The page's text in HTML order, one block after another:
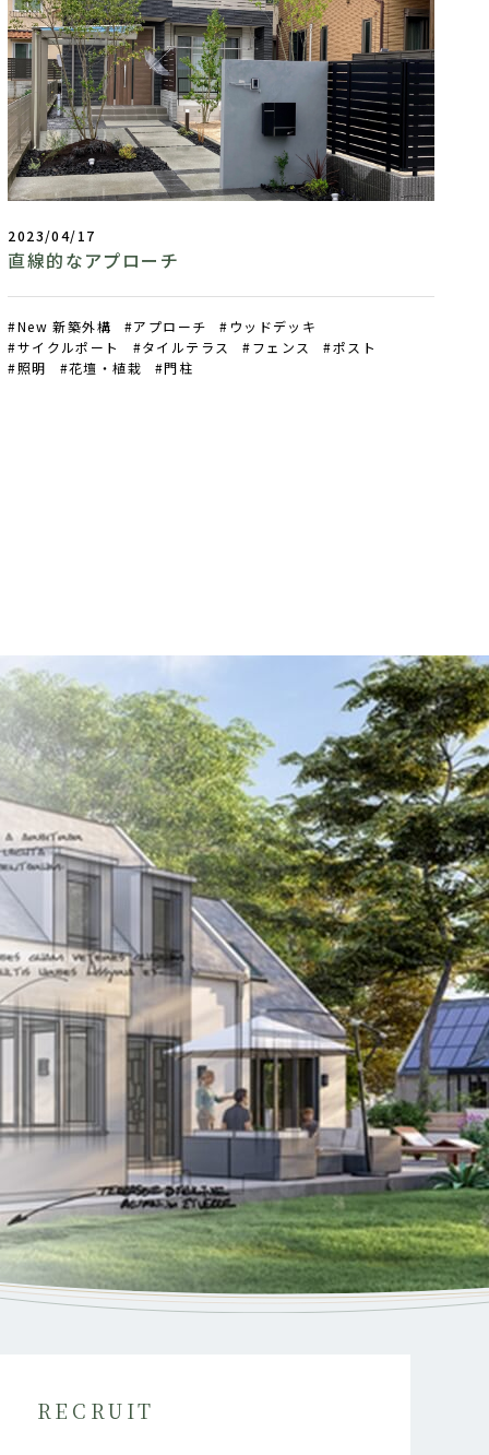
2023/04/17
直線的なアプローチ
New 新築外構 アプローチ
ウッドデッキ
サイクルポート
タイルテラス フェンス
ポスト
照明
花壇・植栽 門柱
RECRUIT